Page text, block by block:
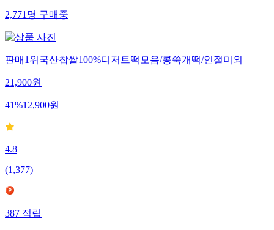
2,771 명 구매중
판매1위국산찹쌀100%디저트떡모음/콩쑥개떡/인절미외
21,900원
41%12,900원
4.8
(1,377)
387 적립